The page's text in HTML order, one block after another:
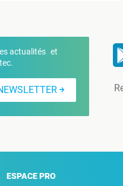
actualités et
ESPACE PRO